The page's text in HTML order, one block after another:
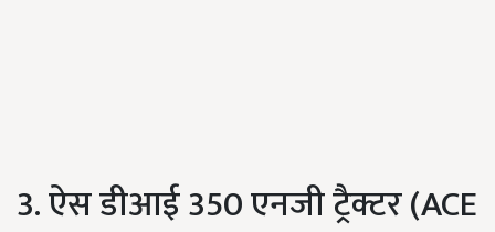
3. ऐस डीआई 350 एनजी ट्रैक्टर (ACE